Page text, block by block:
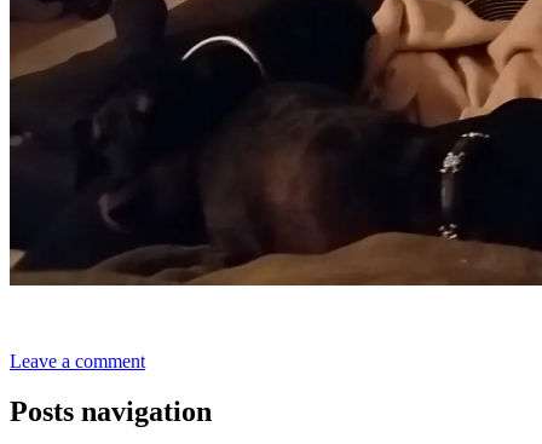
Leave a comment
Posts navigation